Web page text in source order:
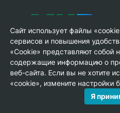
© Copyright 2013-2026
Сайт использует файлы
сервисов и повышения
«Cookie» представляют собой
содержащие информацию о
веб-сайта. Если вы не хотите
«cookie», измените настройки
Я